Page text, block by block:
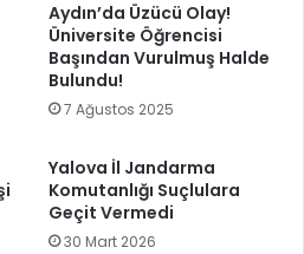
Aydın’da Üzücü Olay!
Üniversite Öğrencisi
Başından Vurulmuş Halde
Bulundu!
7 Ağustos 2025
Yalova İl Jandarma
Komutanlığı Suçlulara
Geçit Vermedi
30 Mart 2026